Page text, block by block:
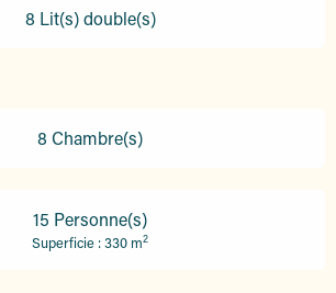
8 Lit(s) double(s)
8 Chambre(s)
15 Personne(s)
Superficie : 330 m2